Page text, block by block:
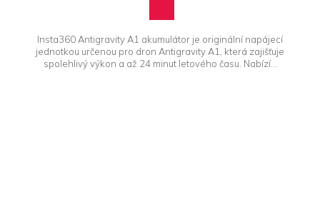
Insta360 Antigravity A1 akumulátor je originální napájecí
jednotkou určenou pro dron Antigravity A1, která zajišťuje
spolehlivý výkon a až 24 minut letového času. Nabízí...